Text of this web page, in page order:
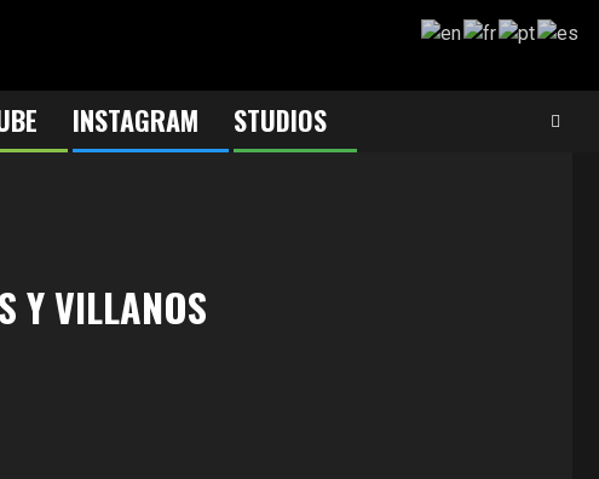
INSTAGRAM STUDIOS
Y VILLANOS